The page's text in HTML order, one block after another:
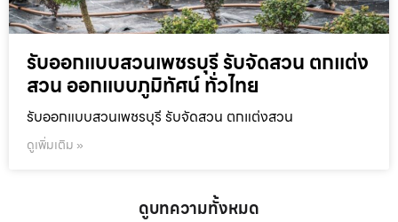
รับออกแบบสวนเพชรบุรี รับจัดสวน ตกแต่ง
สวน ออกแบบภูมิทัศน์ ทั่วไทย
รับออกแบบสวนเพชรบุรี รับจัดสวน ตกแต่งสวน
ดูเพิ่มเติม »
ดูบทความทั้งหมด